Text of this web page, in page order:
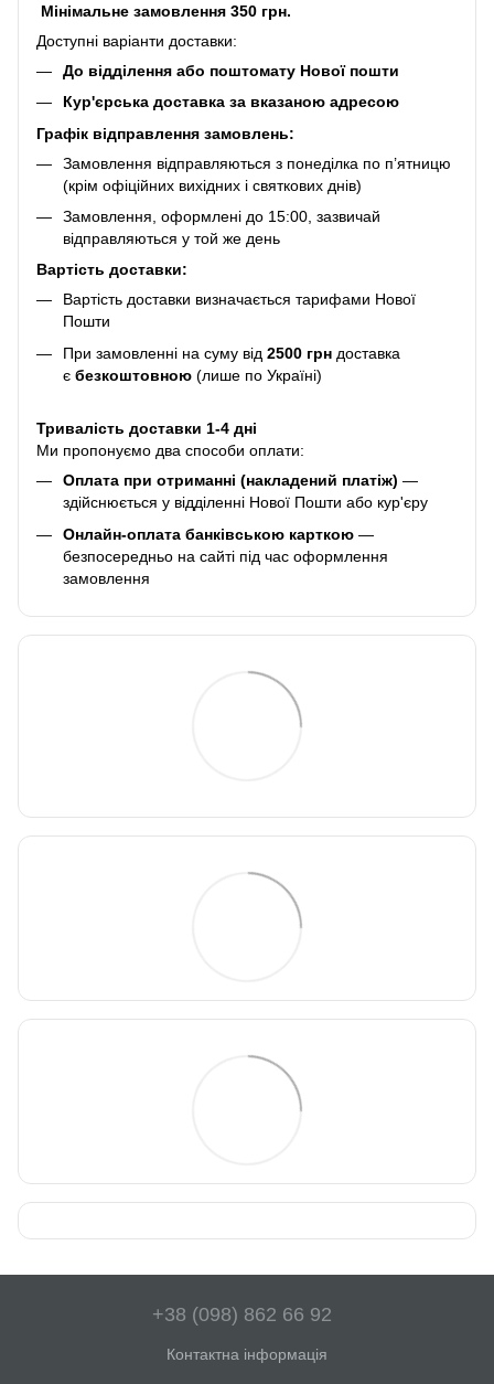
Мінімальне замовлення 350 грн.
Доступні варіанти доставки:
До відділення або поштомату Нової пошти
Кур'єрська доставка за вказаною адресою
Графік відправлення замовлень:
Замовлення відправляються з понеділка по п’ятницю
(крім офіційних вихідних і святкових днів)
Замовлення, оформлені до 15:00, зазвичай
відправляються у той же день
Вартість доставки:
Вартість доставки визначається тарифами Нової
Пошти
При замовленні на суму від 2500 грн доставка
є безкоштовною (лише по Україні)
Тривалість доставки 1-4 дні
Ми пропонуємо два способи оплати:
Оплата при отриманні (накладений платіж) —
здійснюється у відділенні Нової Пошти або кур'єру
Онлайн-оплата банківською карткою —
безпосередньо на сайті під час оформлення
замовлення
+38 (098) 862 66 92
Контактна інформація